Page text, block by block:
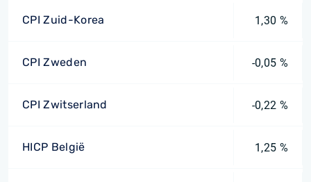
CPI Zuid-Korea 1,30 %
CPI Zweden -0,05 %
CPI Zwitserland -0,22 %
HICP België 1,25 %